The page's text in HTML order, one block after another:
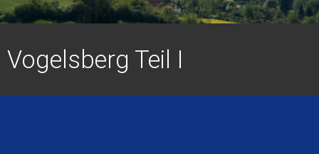
Vogelsberg Teil I